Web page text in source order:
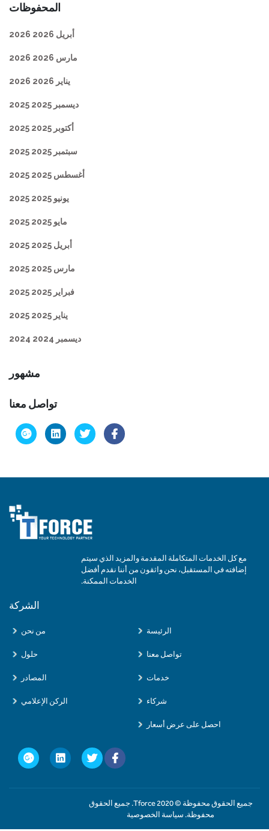
المحفوظات
أبريل 2026 2026
مارس 2026 2026
يناير 2026 2026
ديسمبر 2025 2025
أكتوبر 2025 2025
سبتمبر 2025 2025
أغسطس 2025 2025
يونيو 2025 2025
مايو 2025 2025
أبريل 2025 2025
مارس 2025 2025
فبراير 2025 2025
يناير 2025 2025
ديسمبر 2024 2024
مشهور
تواصل معنا
مع كل الخدمات المتكاملة المقدمة والمزيد الذي سيتم
إضافته في المستقبل، نحن واثقون من أننا نقدم أفضل
الخدمات الممكنة.
الشركة
الرئيسة من نحن
تواصل معنا حلول
خدمات المصادر
شركاء الركن الإعلامي
احصل على عرض أسعار
جميع الحقوق محفوظة © 2020 Tforce. جميع الحقوق
محفوظة. سياسة الخصوصية